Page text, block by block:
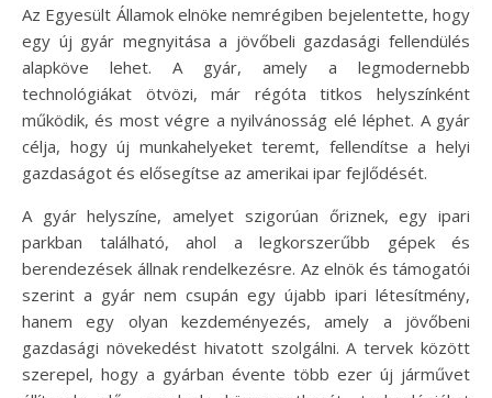
Az Egyesült Államok elnöke nemrégiben bejelentette, hogy
egy új gyár megnyitása a jövőbeli gazdasági fellendülés
alapköve lehet. A gyár, amely a legmodernebb
technológiákat ötvözi, már régóta titkos helyszínként
működik, és most végre a nyilvánosság elé léphet. A gyár
célja, hogy új munkahelyeket teremt, fellendítse a helyi
gazdaságot és elősegítse az amerikai ipar fejlődését.
A gyár helyszíne, amelyet szigorúan őriznek, egy ipari
parkban található, ahol a legkorszerűbb gépek és
berendezések állnak rendelkezésre. Az elnök és támogatói
szerint a gyár nem csupán egy újabb ipari létesítmény,
hanem egy olyan kezdeményezés, amely a jövőbeni
gazdasági növekedést hivatott szolgálni. A tervek között
szerepel, hogy a gyárban évente több ezer új járművet